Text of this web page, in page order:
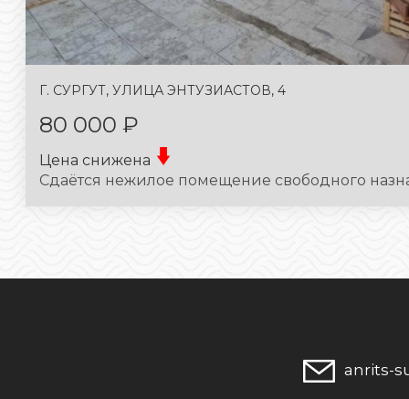
Г. СУРГУТ, УЛИЦА ЭНТУЗИАСТОВ, 4
80 000 ₽
Цена снижена
Сдаётся нежилое помещение свободного
anrits-